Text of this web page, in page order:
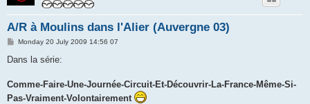
A/R à Moulins dans l'Alier (Auvergne 03)
P
s
Monday 20 July 2009 14:56 07
Dans la série:
Comme-Faire-Une-Journée-Circuit-Et-Découvrir-La-France-Même-Si-
Pas-Vraiment-Volontairement